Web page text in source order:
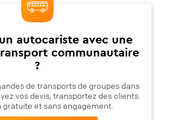
autocariste avec une
communautaire
?
de transports de groupes dans
vos devis, transportez des clients.
gratuite et sans engagement.